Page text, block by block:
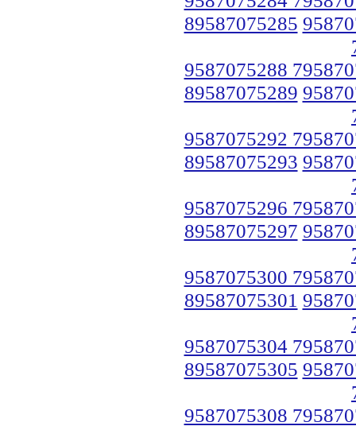
89587075285
9587075288
89587075289
9587075292
89587075293
9587075296
89587075297
9587075300
89587075301
9587075304
89587075305
9587075308